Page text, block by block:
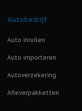
Autobedrijf
Auto inruilen
Auto importeren
Autoverzekering
Afleverpakketten